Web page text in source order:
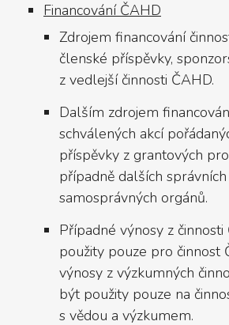
Financování ČAHD
Zdrojem financování
členské příspěvky,
z vedlejší činnosti ČAHD.
Dalším zdrojem
schválených akcí
příspěvky z grantových
případně dalších
samosprávných orgánů.
Případné výnosy z
použity pouze pro činnost
výnosy z výzkumných
být použity pouze na
s vědou a výzkumem.